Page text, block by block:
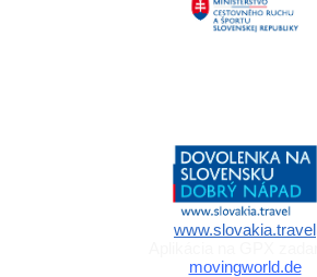
www.slovakia.travel
movingworld.de